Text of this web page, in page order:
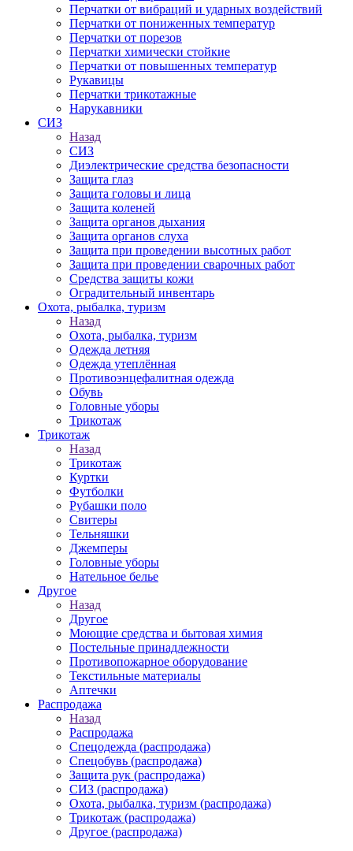
Перчатки от вибраций и ударных воздействий
Перчатки от пониженных температур
Перчатки от порезов
Перчатки химически стойкие
Перчатки от повышенных температур
Рукавицы
Перчатки трикотажные
Нарукавники
СИЗ
Назад
СИЗ
Диэлектрические средства безопасности
Защита глаз
Защита головы и лица
Защита коленей
Защита органов дыхания
Защита органов слуха
Защита при проведении высотных работ
Защита при проведении сварочных работ
Средства защиты кожи
Оградительный инвентарь
Охота, рыбалка, туризм
Назад
Охота, рыбалка, туризм
Одежда летняя
Одежда утеплённая
Противоэнцефалитная одежда
Обувь
Головные уборы
Трикотаж
Трикотаж
Назад
Трикотаж
Куртки
Футболки
Рубашки поло
Свитеры
Тельняшки
Джемперы
Головные уборы
Нательное белье
Другое
Назад
Другое
Моющие средства и бытовая химия
Постельные принадлежности
Противопожарное оборудование
Текстильные материалы
Аптечки
Распродажа
Назад
Распродажа
Спецодежда (распродажа)
Спецобувь (распродажа)
Защита рук (распродажа)
СИЗ (распродажа)
Охота, рыбалка, туризм (распродажа)
Трикотаж (распродажа)
Другое (распродажа)